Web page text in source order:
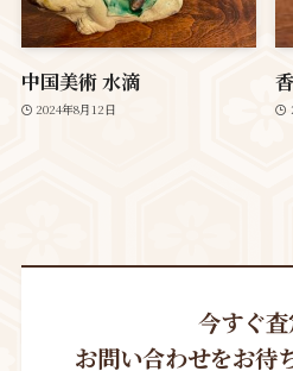
中国美術 水滴
2024年8月12日
今すぐ査
お問い合わせをお待